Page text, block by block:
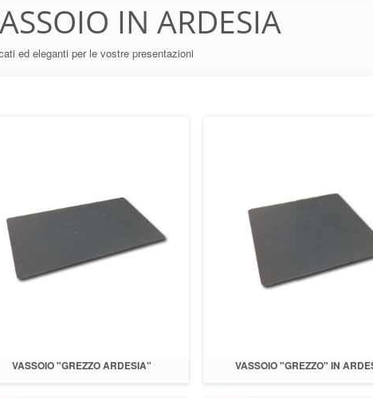
IN ARDESIA
ed eleganti per le vostre presentazioni
VASSOIO "GREZZO ARDESIA"
VASSOIO "GREZZO" IN